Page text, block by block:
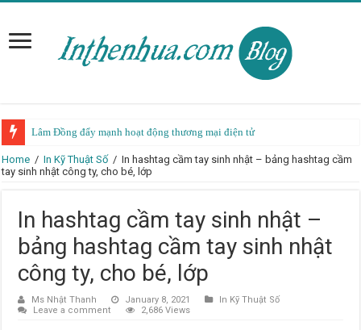
Lâm Đồng đẩy mạnh hoạt động thương mại điện tử
Dịch vụ in ấn ô tô, xe tải, xe máy, xe đạp, xe điện
Home / In Kỹ Thuật Số / In hashtag cầm tay sinh nhật – bảng hashtag cầm
tay sinh nhật công ty, cho bé, lớp
In hashtag cầm tay sinh nhật –
bảng hashtag cầm tay sinh nhật
công ty, cho bé, lớp
Ms Nhật Thanh January 8, 2021
In Kỹ Thuật Số
Leave a comment
2,686 Views